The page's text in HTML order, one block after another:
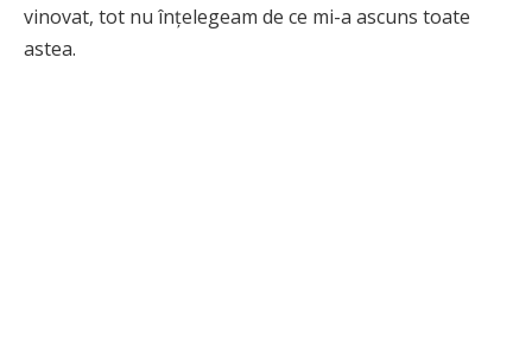
vinovat, tot nu înțelegeam de ce mi-a ascuns toate
astea.